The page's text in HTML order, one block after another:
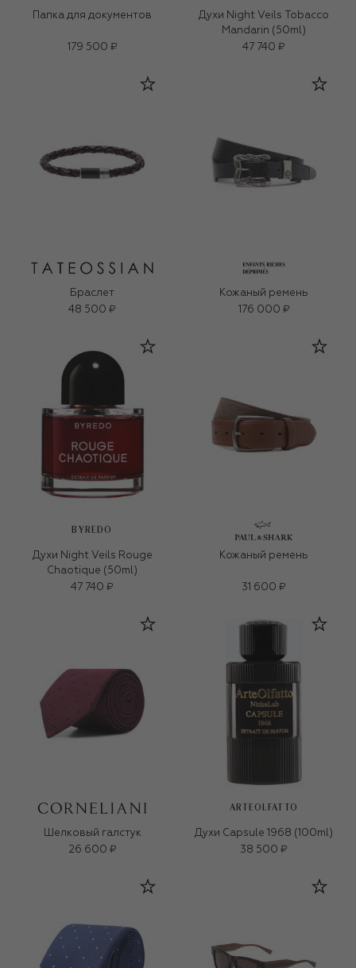
Папка для документов
179 500 ₽
Духи Night Veils Tobacco
Mandarin (50ml)
47 740 ₽
Браслет
48 500 ₽
Кожаный ремень
176 000 ₽
BYREDO
Духи Night Veils Rouge
Chaotique (50ml)
47 740 ₽
Кожаный ремень
31 600 ₽
Шелковый галстук
26 600 ₽
ARTEOLFATTO
Духи Capsule 1968 (100ml)
38 500 ₽